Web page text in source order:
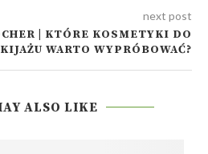
next post
| KTÓRE KOSMETYKI DO
WARTO WYPRÓBOWAĆ?
ALSO LIKE